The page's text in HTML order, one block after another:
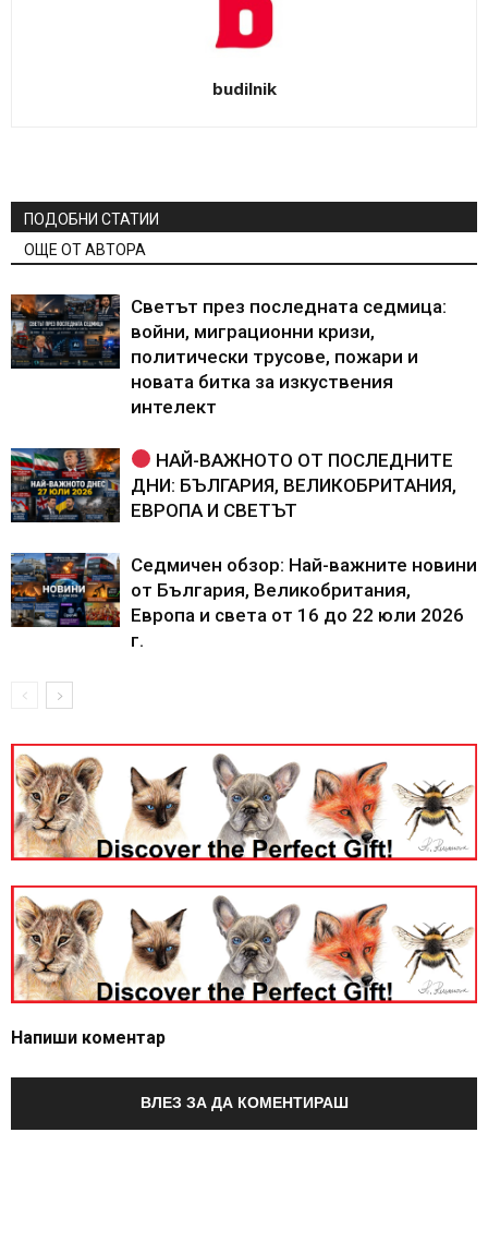
budilnik
ПОДОБНИ СТАТИИ
ОЩЕ ОТ АВТОРА
Светът през последната седмица:
войни, миграционни кризи,
политически трусове, пожари и
новата битка за изкуствения
интелект
НАЙ-ВАЖНОТО ОТ ПОСЛЕДНИТЕ
ДНИ: БЪЛГАРИЯ, ВЕЛИКОБРИТАНИЯ,
ЕВРОПА И СВЕТЪТ
Седмичен обзор: Най-важните новини
от България, Великобритания,
Европа и света от 16 до 22 юли 2026
г.
Напиши коментар
ВЛЕЗ ЗА ДА КОМЕНТИРАШ